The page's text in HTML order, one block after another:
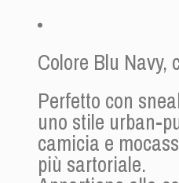
Colore Blu Navy,
Perfetto con
uno stile urban-
camicia e
più sartoriale.